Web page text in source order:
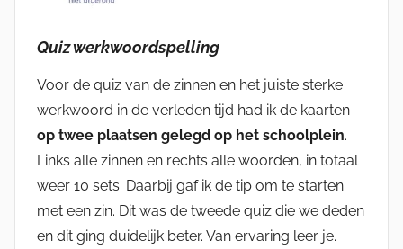
Quiz werkwoordspelling
Voor de quiz van de zinnen en het juiste sterke
werkwoord in de verleden tijd had ik de kaarten
op twee plaatsen gelegd op het schoolplein.
Links alle zinnen en rechts alle woorden, in totaal
weer 10 sets. Daarbij gaf ik de tip om te starten
met een zin. Dit was de tweede quiz die we deden
en dit ging duidelijk beter. Van ervaring leer je.